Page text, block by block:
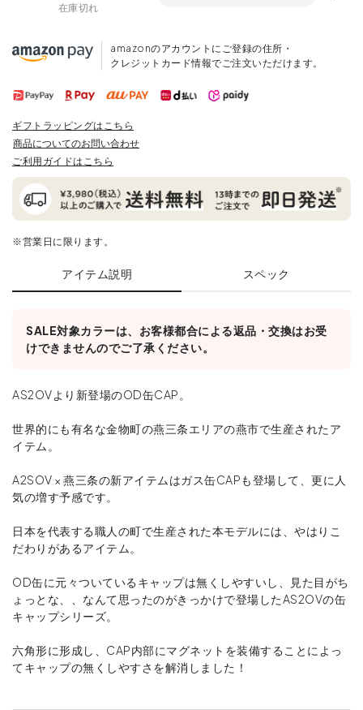
在庫切れ
amazonのアカウントにご登録の住所・
クレジットカード情報でご注文いただけます。
ギフトラッピングはこちら
商品についてのお問い合わせ
ご利用ガイドはこちら
※営業日に限ります。
アイテム説明 スペック
SALE対象カラーは、お客様都合による返品・交換はお受
けできませんのでご了承ください。
AS2OVより新登場のOD缶CAP。
世界的にも有名な金物町の燕三条エリアの燕市で生産されたア
イテム。
A2SOV × 燕三条の新アイテムはガス缶CAPも登場して、更に人
気の増す予感です。
日本を代表する職人の町で生産された本モデルには、やはりこ
だわりがあるアイテム。
OD缶に元々ついているキャップは無くしやすいし、見た目がち
ょっとな、、なんて思ったのがきっかけで登場したAS2OVの缶
キャップシリーズ。
六角形に形成し、CAP内部にマグネットを装備することによっ
てキャップの無くしやすさを解消しました！